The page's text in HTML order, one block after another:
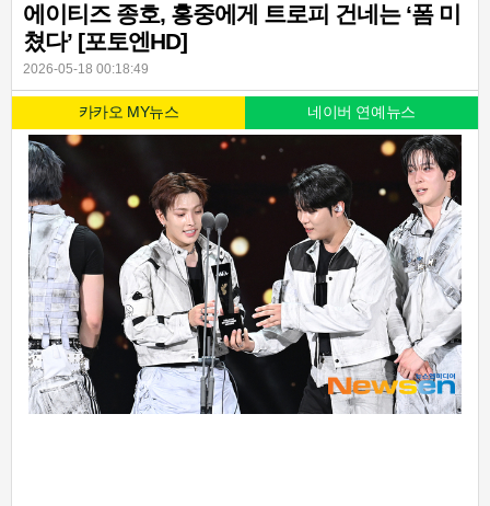
에이티즈 종호, 홍중에게 트로피 건네는 ‘폼 미
쳤다’ [포토엔HD]
2026-05-18 00:18:49
카카오 MY뉴스 네이버 연예뉴스